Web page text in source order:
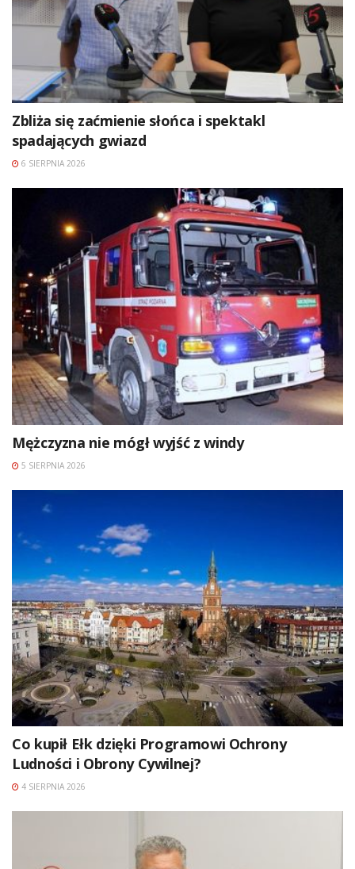
Zbliża się zaćmienie słońca i spektakl
spadających gwiazd
6 SIERPNIA 2026
Mężczyzna nie mógł wyjść z windy
5 SIERPNIA 2026
Co kupił Ełk dzięki Programowi Ochrony
Ludności i Obrony Cywilnej?
4 SIERPNIA 2026